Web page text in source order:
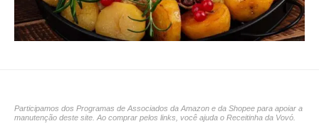
Participamos dos Programas de Associados da Amazon e da Shopee para apoiar a
manutenção deste site. Ao comprar pelos links, você ajuda o Receitinha da Vovó.